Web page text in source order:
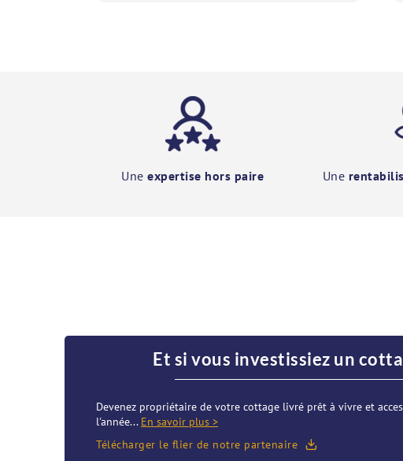
Une expertise hors paire Une
Et si vous investissiez un
Devenez propriétaire de votre cottage livré prêt à vivre et
l'année... En savoir plus >
Télécharger le flier de notre partenaire